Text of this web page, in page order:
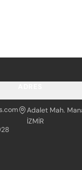
Adalet Mah.
İZMİR